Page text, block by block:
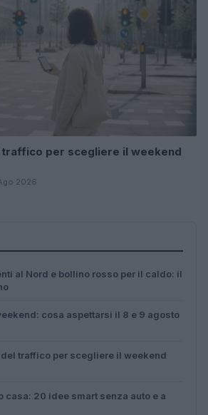
traffico per scegliere il weekend
2026
al Nord e bollino rosso per il caldo: il
cosa aspettarsi il 8 e 9 agosto
traffico per scegliere il weekend
casa: 20 idee smart senza auto e a